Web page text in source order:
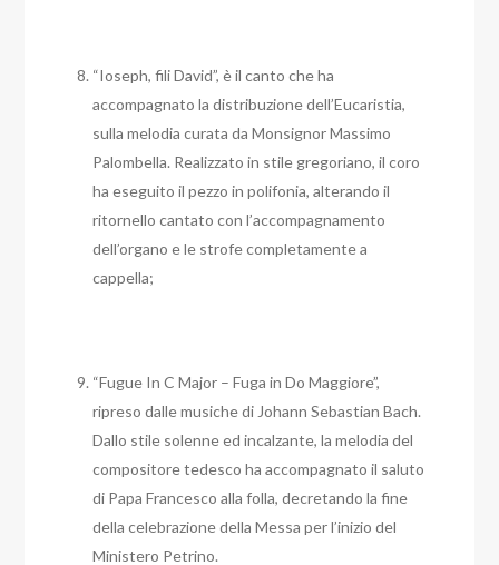
“Ioseph, fili David”, è il canto che ha
accompagnato la distribuzione dell’Eucaristia,
sulla melodia curata da Monsignor Massimo
Palombella. Realizzato in stile gregoriano, il coro
ha eseguito il pezzo in polifonia, alterando il
ritornello cantato con l’accompagnamento
dell’organo e le strofe completamente a
cappella;
“Fugue In C Major – Fuga in Do Maggiore”,
ripreso dalle musiche di Johann Sebastian Bach.
Dallo stile solenne ed incalzante, la melodia del
compositore tedesco ha accompagnato il saluto
di Papa Francesco alla folla, decretando la fine
della celebrazione della Messa per l’inizio del
Ministero Petrino.